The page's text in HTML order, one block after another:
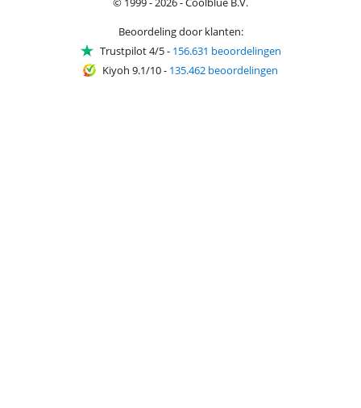
Beoordeling door klanten:
Trustpilot 4/5- 156.631 beoordelingen
Kiyoh 9.1/10- 135.462 beoordelingen